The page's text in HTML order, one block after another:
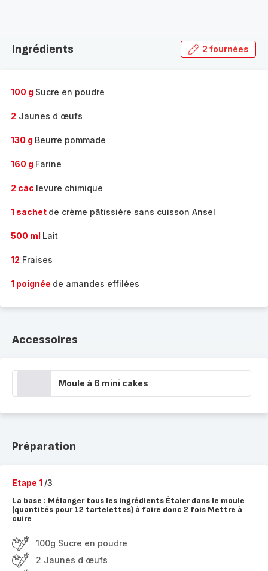
gamme
Ingrédients 2 fournées
100 g Sucre en poudre
2 Jaunes d œufs
130 g Beurre pommade
160 g Farine
2 càc levure chimique
1 sachet de crème pâtissière sans cuisson Ansel
500 ml Lait
12 Fraises
1 poignée de amandes effilées
Accessoires
Moule à 6 mini cakes
Préparation
Etape 1 /3
La base : Mélanger tous les ingrédients Étaler dans le moule
(quantités pour 12 tartelettes) à faire donc 2 fois Mettre à
cuire
100g Sucre en poudre
2 Jaunes d œufs